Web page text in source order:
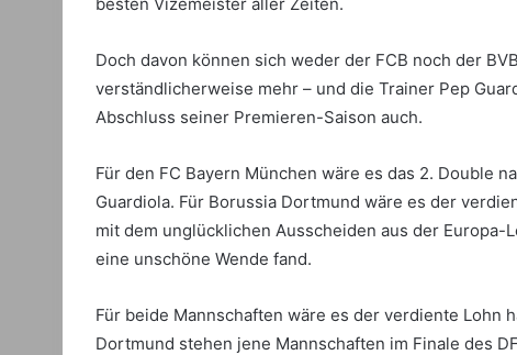
Doch davon können sich weder der FCB noch der
verständlicherweise mehr – und die Trainer Pep
Abschluss seiner Premieren-Saison auch.
Für den FC Bayern München wäre es das 2. Double
Guardiola. Für Borussia Dortmund wäre es der
mit dem unglücklichen Ausscheiden aus der Europa-
eine unschöne Wende fand.
Für beide Mannschaften wäre es der verdiente Lohn
Dortmund stehen jene Mannschaften im Finale des